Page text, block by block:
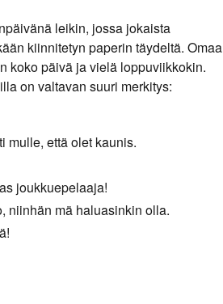
leikin, jossa jokaista
kiinnitetyn paperin täydeltä. Omaa
koko päivä ja vielä loppuviikkokin.
on valtavan suuri merkitys:
mulle, että olet kaunis.
joukkuepelaaja!
niinhän mä haluasinkin olla.